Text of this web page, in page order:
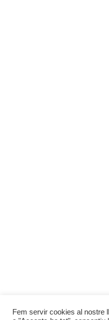
Fem servir cookies al nostre